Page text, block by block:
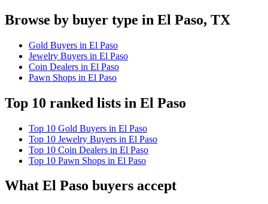
Browse by buyer type in El Paso, TX
Gold Buyers in El Paso
Jewelry Buyers in El Paso
Coin Dealers in El Paso
Pawn Shops in El Paso
Top 10 ranked lists in El Paso
Top 10 Gold Buyers in El Paso
Top 10 Jewelry Buyers in El Paso
Top 10 Coin Dealers in El Paso
Top 10 Pawn Shops in El Paso
What El Paso buyers accept